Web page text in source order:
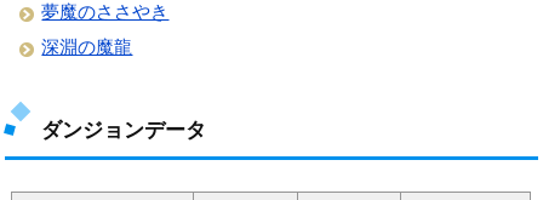
夢魔のささやき
深淵の魔龍
ダンジョンデータ